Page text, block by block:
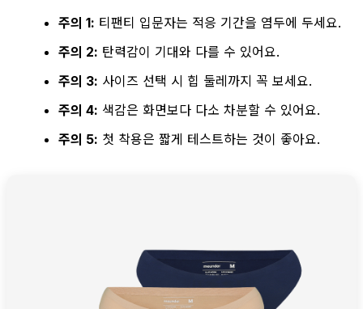
주의 1: 티팬티 입문자는 적응 기간을 염두에 두세요.
주의 2: 탄력감이 기대와 다를 수 있어요.
주의 3: 사이즈 선택 시 힙 둘레까지 꼭 보세요.
주의 4: 색감은 화면보다 다소 차분할 수 있어요.
주의 5: 첫 착용은 짧게 테스트하는 것이 좋아요.